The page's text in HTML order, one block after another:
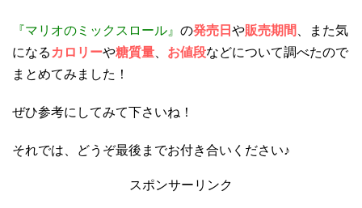
『マリオのミックスロール』 の発売日 や販売期間
、また気
になる カロリーや糖質量 お値段などについて調べたので
まとめてみました！
ぜひ参考にしてみて下さいね！
それでは、どうぞ最後までお付き合いください♪
スポンサーリンク